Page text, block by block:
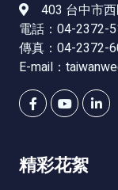
403 台中市
電話：04-2372-
傳真：04-2372-
E-mail：
精彩花絮